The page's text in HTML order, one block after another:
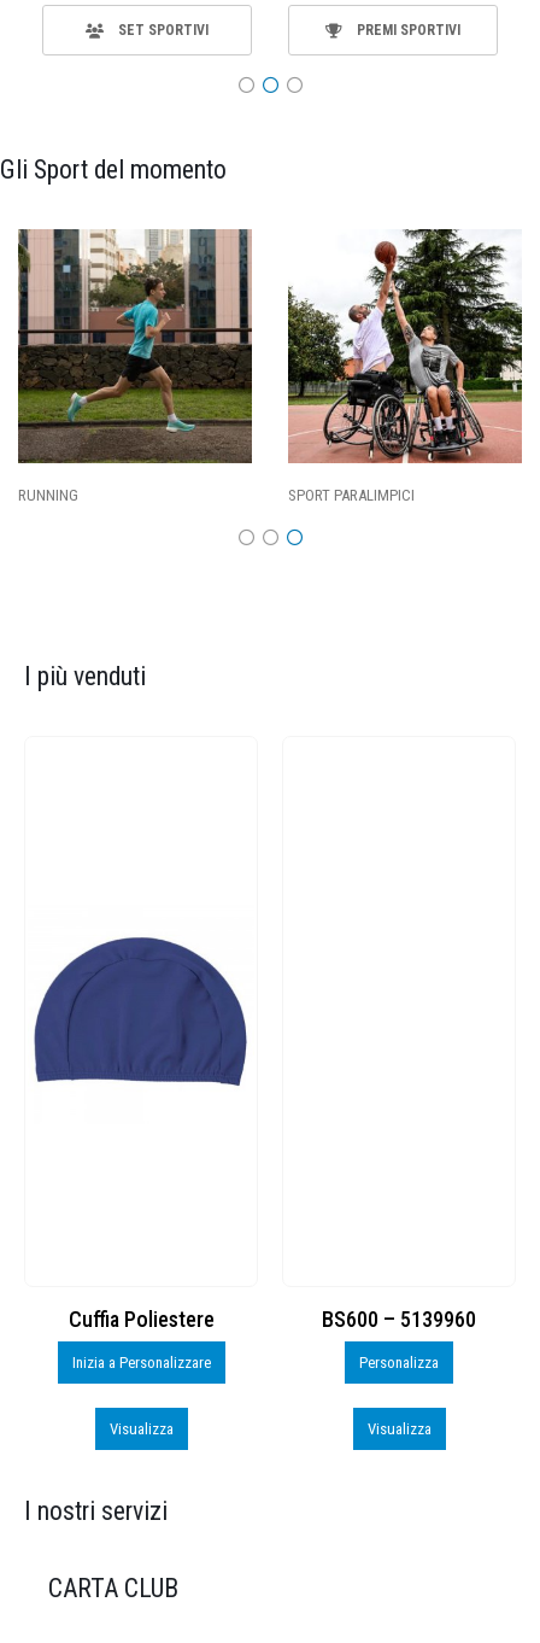
SET SPORTIVI PREMI SPORTIVI
Gli Sport del momento
SPORT PARALIMPICI
I più venduti
Cuffia Poliestere
Inizia a Personalizzare
Visualizza
BS600 – 5139960
Personalizza
Visualizza
I nostri servizi
CARTA CLUB